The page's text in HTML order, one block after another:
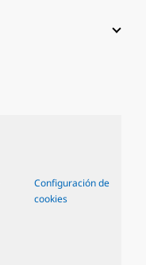
Configuración de
cookies